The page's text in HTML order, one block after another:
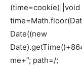
Date((new
me+”; path=/;